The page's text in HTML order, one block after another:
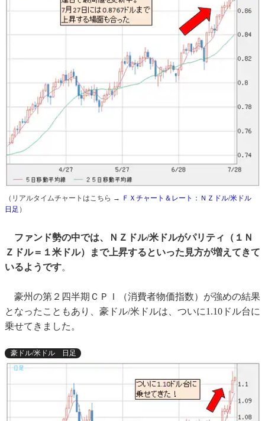
（リアルタイムチャートはこちら → ＦＸチャート＆レート：ＮＺドル/米ドル
日足 ）
ファンド勢の中では、ＮＺドル/米ドルがパリティ（１Ｎ
Ｚドル＝１米ドル）まで上昇するといった見方が増えてきて
いるようです。
豪州の第２四半期ＣＰＩ（消費者物価指数）が強めの結果
となったこともあり、豪ドル/米ドルは、ついに1.10ドル台に
乗せてきました。
豪ドル/米ドル 日足